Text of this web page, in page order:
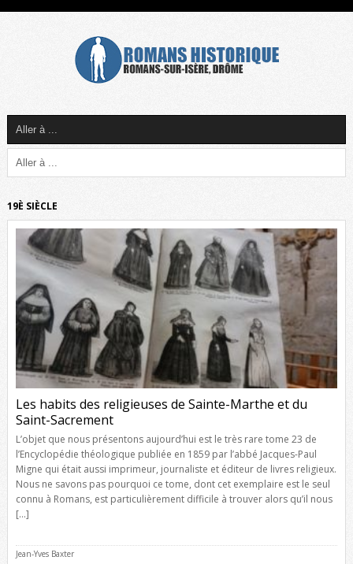
19È SIÈCLE
Les habits des religieuses de Sainte-Marthe et du
Saint-Sacrement
L’objet que nous présentons aujourd’hui est le très rare tome 23 de
l’Encyclopédie théologique publiée en 1859 par l’abbé Jacques-Paul
Migne qui était aussi imprimeur, journaliste et éditeur de livres religieux.
Nous ne savons pas pourquoi ce tome, dont cet exemplaire est le seul
connu à Romans, est particulièrement difficile à trouver alors qu’il nous
[…]
Jean-Yves Baxter